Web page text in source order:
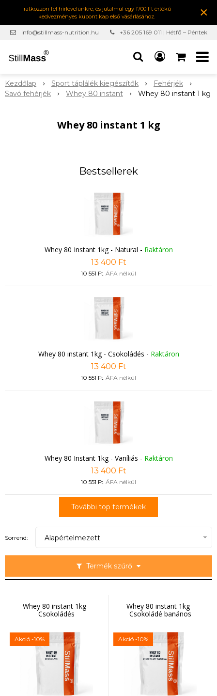
Iratkozzon fel hírlevelünkre, és jutalmul egy 1700 Ft értékű
kedvezményes kupont kap első vásárlásához.
×
info@stillmass-nutrition.hu
+36 205 169 011 | Hétfő – Péntek
Kezdőlap Sport táplálék kiegészítők
Fehérjék
Savó fehérjék
Whey 80 instant Whey 80 instant 1 kg
Whey 80 instant 1 kg
Bestsellerek
Whey 80 Instant 1kg - Natural - Raktáron
13 400 Ft
10 551 Ft ÁFA nélkül
Whey 80 instant 1kg - Csokoládés - Raktáron
13 400 Ft
10 551 Ft ÁFA nélkül
Whey 80 Instant 1kg - Vaníliás - Raktáron
13 400 Ft
10 551 Ft ÁFA nélkül
További top termékek
Termék szűrő
Sorrend: Alapértelmezett
Whey 80 instant 1kg -
Csokoládés
Akció -10%
Whey 80 instant 1kg -
Csokoládé banános
Akció -10%